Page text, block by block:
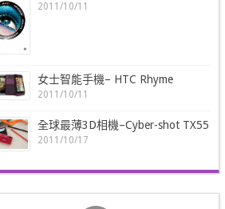
2011/10/11
女士智能手機– HTC Rhyme
2011/10/11
全球最薄3D相機–Cyber-shot TX55
2011/10/17